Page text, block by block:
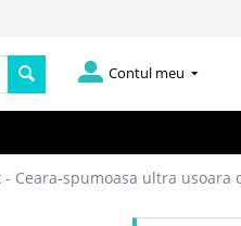
Contul meu
Ceara-spumoasa ultra usoara